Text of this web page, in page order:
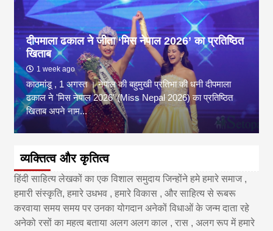
दीपमाला ढकाल ने जीता ‘मिस नेपाल 2026’ का प्रतिष्ठित
खिताब
1 week ago
काठमांडू , 1 अगस्त । नेपाल की बहुमुखी प्रतिभा की धनी दीपमाला
ढकाल ने 'मिस नेपाल 2026' (Miss Nepal 2026) का प्रतिष्ठित
खिताब अपने नाम...
व्यक्तित्व और कृतित्व
हिंदी साहित्य लेखकों का एक विशाल समुदाय जिन्होंने हमे हमारे समाज ,
हमारी संस्कृति, हमारे उधभव , हमारे विकास , और साहित्य से रूबरू
करवाया समय समय पर उनका योगदान अनेकों विधाओं के जन्म दाता रहे
अनेको रसों का महत्व बताया अलग अलग काल , रास , अलग रूप में हमारे